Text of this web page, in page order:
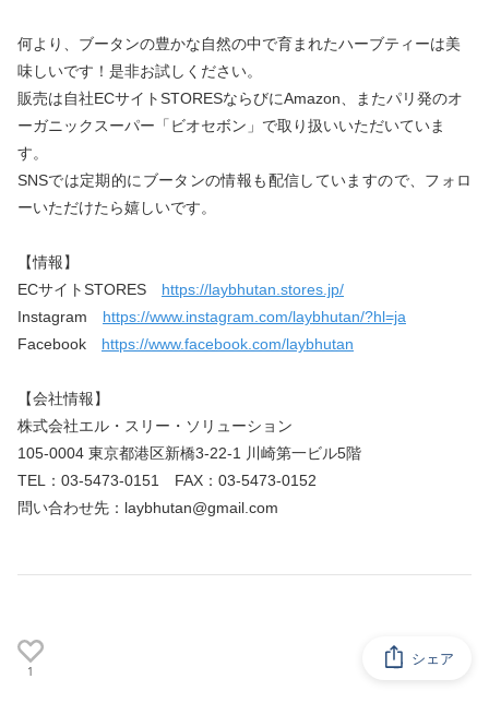
何より、ブータンの豊かな自然の中で育まれたハーブティーは美
味しいです！是非お試しください。
販売は自社ECサイトSTORESならびにAmazon、またパリ発のオ
ーガニックスーパー「ビオセボン」で取り扱いいただいていま
す。
SNSでは定期的にブータンの情報も配信していますので、フォロ
ーいただけたら嬉しいです。
【情報】
ECサイトSTORES https://laybhutan.stores.jp/
Instagram https://www.instagram.com/laybhutan/?hl=ja
Facebook https://www.facebook.com/laybhutan
【会社情報】
株式会社エル・スリー・ソリューション
105-0004 東京都港区新橋3-22-1 川崎第一ビル5階
TEL：03-5473-0151　FAX：03-5473-0152
問い合わせ先：laybhutan@gmail.com
1
シェア